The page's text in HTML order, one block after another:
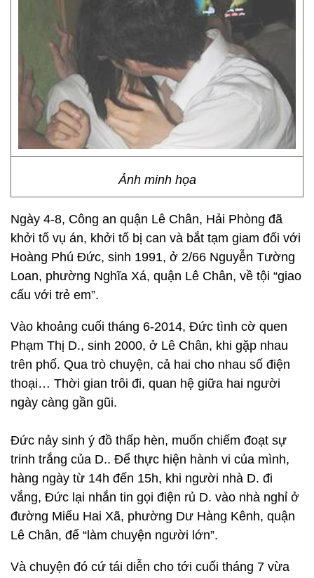
Ảnh minh họa
Ngày 4-8, Công an quận Lê Chân, Hải Phòng đã
khởi tố vụ án, khởi tố bị can và bắt tạm giam đối với
Hoàng Phú Đức, sinh 1991, ở 2/66 Nguyễn Tường
Loan, phường Nghĩa Xá, quận Lê Chân, về tội “giao
cấu với trẻ em”.
Vào khoảng cuối tháng 6-2014, Đức tình cờ quen
Phạm Thị D., sinh 2000, ở Lê Chân, khi gặp nhau
trên phố. Qua trò chuyện, cả hai cho nhau số điện
thoại… Thời gian trôi đi, quan hệ giữa hai người
ngày càng gần gũi.
Đức nảy sinh ý đồ thấp hèn, muốn chiếm đoạt sự
trinh trắng của D.. Để thực hiện hành vi của mình,
hàng ngày từ 14h đến 15h, khi người nhà D. đi
vắng, Đức lại nhắn tin gọi điện rủ D. vào nhà nghỉ ở
đường Miếu Hai Xã, phường Dư Hàng Kênh, quận
Lê Chân, để “làm chuyện người lớn”.
Và chuyện đó cứ tái diễn cho tới cuối tháng 7 vừa